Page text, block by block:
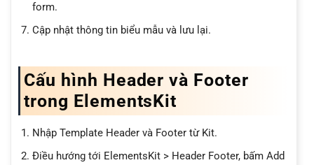
form.
Cập nhật thông tin biểu mẫu và lưu lại.
Cấu hình Header và Footer
trong ElementsKit
Nhập Template Header và Footer từ Kit.
Điều hướng tới ElementsKit > Header Footer, bấm Add